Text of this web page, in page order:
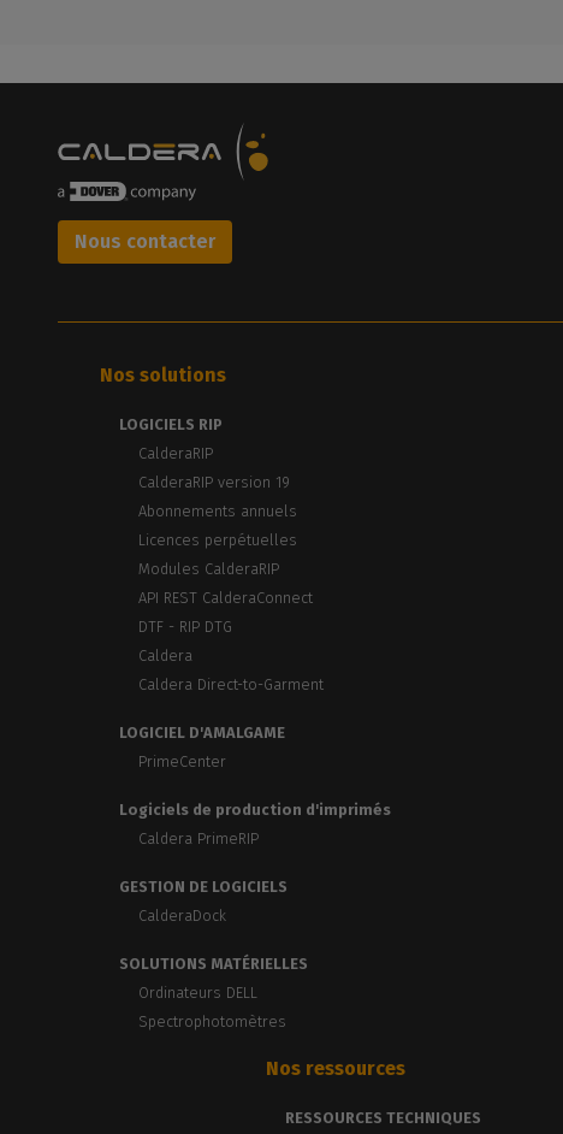
Nous contacter
Nos solutions
LOGICIELS RIP
CalderaRIP
CalderaRIP version 19
Abonnements annuels
Licences perpétuelles
Modules CalderaRIP
API REST CalderaConnect
DTF - RIP DTG
Caldera
Caldera Direct-to-Garment
LOGICIEL D'AMALGAME
PrimeCenter
Logiciels de production d'imprimés
Caldera PrimeRIP
GESTION DE LOGICIELS
CalderaDock
SOLUTIONS MATÉRIELLES
Ordinateurs DELL
Spectrophotomètres
Nos ressources
RESSOURCES TECHNIQUES